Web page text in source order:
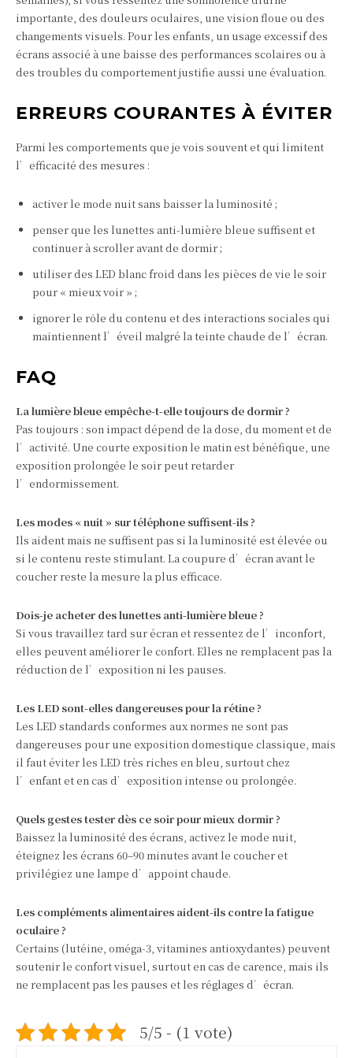
importante, des douleurs oculaires, une vision floue ou des
changements visuels. Pour les enfants, un usage excessif des
écrans associé à une baisse des performances scolaires ou à
des troubles du comportement justifie aussi une évaluation.
ERREURS COURANTES À ÉVITER
Parmi les comportements que je vois souvent et qui limitent
l’efficacité des mesures :
activer le mode nuit sans baisser la luminosité ;
penser que les lunettes anti-lumière bleue suffisent et
continuer à scroller avant de dormir ;
utiliser des LED blanc froid dans les pièces de vie le soir
pour « mieux voir » ;
ignorer le rôle du contenu et des interactions sociales qui
maintiennent l’éveil malgré la teinte chaude de l’écran.
FAQ
La lumière bleue empêche-t-elle toujours de dormir ?
Pas toujours : son impact dépend de la dose, du moment et de
l’activité. Une courte exposition le matin est bénéfique, une
exposition prolongée le soir peut retarder
l’endormissement.
Les modes « nuit » sur téléphone suffisent-ils ?
Ils aident mais ne suffisent pas si la luminosité est élevée ou
si le contenu reste stimulant. La coupure d’écran avant le
coucher reste la mesure la plus efficace.
Dois-je acheter des lunettes anti-lumière bleue ?
Si vous travaillez tard sur écran et ressentez de l’inconfort,
elles peuvent améliorer le confort. Elles ne remplacent pas la
réduction de l’exposition ni les pauses.
Les LED sont-elles dangereuses pour la rétine ?
Les LED standards conformes aux normes ne sont pas
dangereuses pour une exposition domestique classique, mais
il faut éviter les LED très riches en bleu, surtout chez
l’enfant et en cas d’exposition intense ou prolongée.
Quels gestes tester dès ce soir pour mieux dormir ?
Baissez la luminosité des écrans, activez le mode nuit,
éteignez les écrans 60–90 minutes avant le coucher et
privilégiez une lampe d’appoint chaude.
Les compléments alimentaires aident-ils contre la fatigue
oculaire ?
Certains (lutéine, oméga‑3, vitamines antioxydantes) peuvent
soutenir le confort visuel, surtout en cas de carence, mais ils
ne remplacent pas les pauses et les réglages d’écran.
5/5 - (1 vote)